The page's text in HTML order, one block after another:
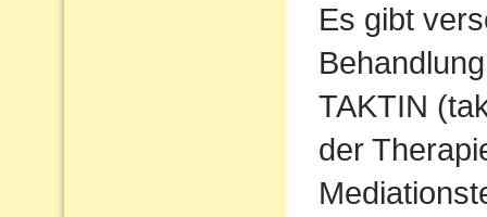
Es gibt
TAKTIN
der